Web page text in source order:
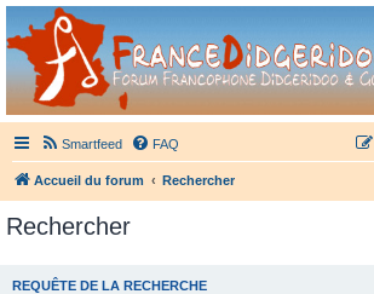
France Didgeridoo
Didgeridoo et Guimbarde sur France Didgeridoo - retrouvez la
Smartfeed FAQ
Accueil du forum Rechercher
Rechercher
REQUÊTE DE LA RECHERCHE